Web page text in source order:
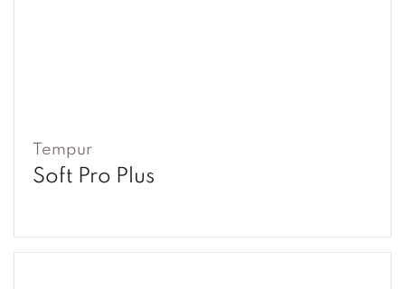
Tempur
Soft Pro Plus